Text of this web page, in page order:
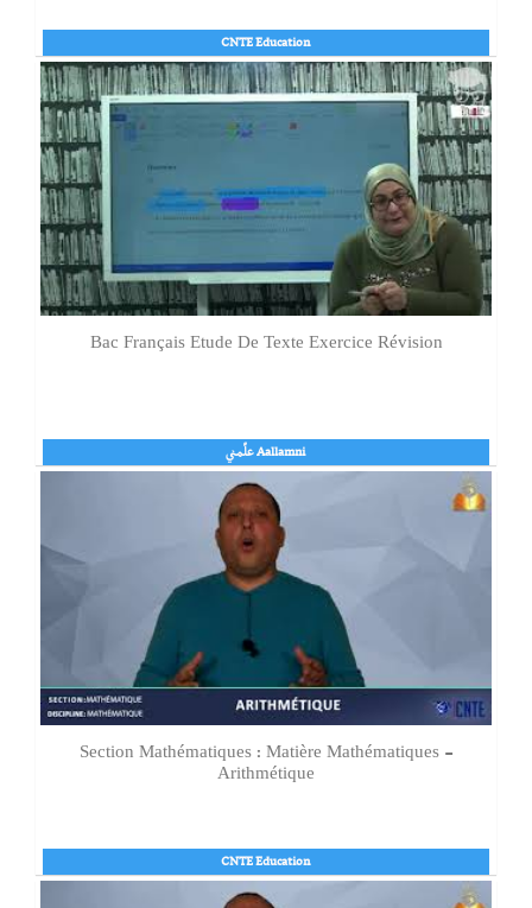
CNTE Education
Bac Français Etude De Texte Exercice Révision
Aallamni علّمني
Section Mathématiques : Matière Mathématiques -
Arithmétique
CNTE Education